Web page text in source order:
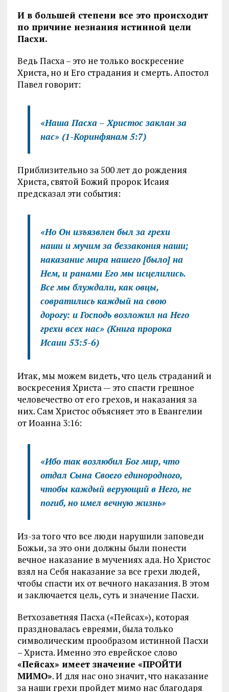
И в большей степени все это происходит
по причине незнания истинной цели
Пасхи.
Ведь Пасха – это не только воскресение
Христа, но и Его страдания и смерть. Апостол
Павел говорит:
«Наша Пасха – Христос заклан за
нас» (1-Коринфянам 5:7)
Приблизительно за 500 лет до рождения
Христа, святой Божий пророк Исаия
предсказал эти события:
«Но Он изъязвлен был за грехи
наши и мучим за беззакония наши;
наказание мира нашего [было] на
Нем, и ранами Его мы исцелились.
Все мы блуждали, как овцы,
совратились каждый на свою
дорогу: и Господь возложил на Него
грехи всех нас» (Книга пророка
Исаии 53:5-6)
Итак, мы можем видеть, что цель страданий и
воскресения Христа — это спасти грешное
человечество от его грехов, и наказания за
них. Сам Христос объясняет это в Евангелии
от Иоанна 3:16:
«Ибо так возлюбил Бог мир, что
отдал Сына Своего единородного,
чтобы каждый верующий в Него, не
погиб, но имел вечную жизнь»
Из-за того что все люди нарушили заповеди
Божьи, за это они должны были понести
вечное наказание в мучениях ада. Но Христос
взял на Себя наказание за все грехи людей,
чтобы спасти их от вечного наказания. В этом
и заключается цель, суть и значение Пасхи.
Ветхозаветняя Пасха («Пейсах»), которая
праздновалась евреями, была только
символическим прообразом истинной Пасхи
– Христа. Именно это еврейское слово
«Пейсах» имеет значение «ПРОЙТИ
МИМО». И для нас оно значит, что наказание
за наши грехи пройдет мимо нас благодаря